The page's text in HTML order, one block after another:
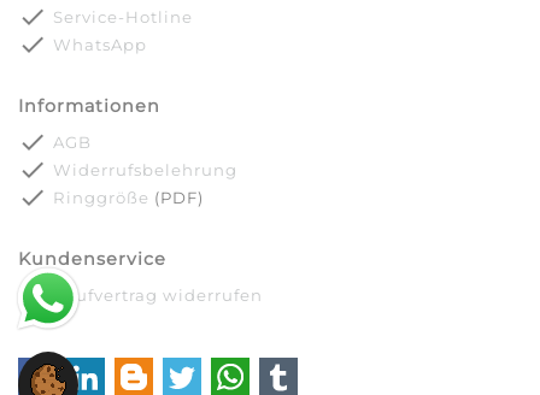
done Service-Hotline
done WhatsApp
Informationen
done AGB
done Widerrufsbelehrung
done Ringgröße (PDF)
Kundenservice
done Kaufvertrag widerrufen